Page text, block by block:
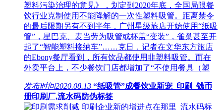
塑料污染治理的意见》，划定到2020年底，全国局限餐
饮行业克制使用不能降解的一次性塑料吸管。距离禁令
的最后限期另有不到半年，广州星级旅店开始使用“纸吸
管”，星巴克、麦当劳为吸管或杯盖“变装”，雀巢甚至开
起了“智能塑料接纳车”……克日，记者在文华东方旅店
的Ebony餐厅看到，所有饮品都使用非塑料吸管。而在
外卖平台上，不少餐饮门店都增加了“不使用餐具（塑
发布时间2020.08.13 “纸吸管”成餐饮业新宠_印刷_钱币
册印刷厂,流水码防伪标签